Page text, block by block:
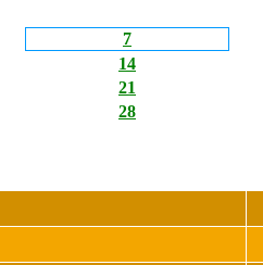
7
14
21
28